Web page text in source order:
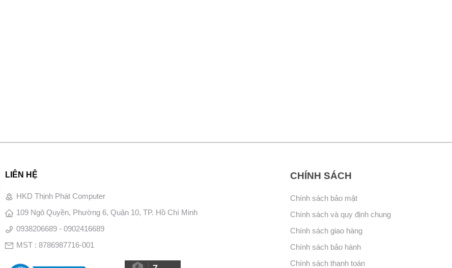
LIÊN HỆ
HKD Thịnh Phát Computer
109 Ngô Quyền, Phường 6, Quận 10, TP. Hồ Chí Minh
0938206689 - 0902416689
MST : 8786987716-001
CHÍNH SÁCH
Chính sách bảo mật
Chính sách và quy định chung
Chính sách giao hàng
Chính sách bảo hành
Chính sách thanh toán